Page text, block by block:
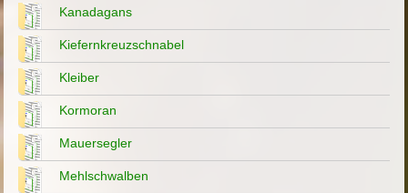
Kanadagans
Kiefernkreuzschnabel
Kleiber
Kormoran
Mauersegler
Mehlschwalben